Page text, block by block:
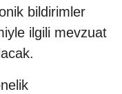
bildirimler
ilgili mevzuat